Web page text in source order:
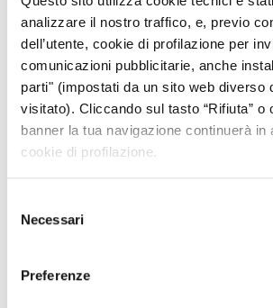
analizzare il nostro traffico, e, previo
dell’utente, cookie di profilazione per
comunicazioni pubblicitarie, anche
parti" (impostati da un sito web diverso
visitato). Cliccando sul tasto “Rifiuta” o
banner la tua navigazione continuerà in
cookie di profilazione.
delNecessari
Preferenze
ACQUISTO AZIONI PROPRIE
LIQUIDITY PROVIDER
INTERNAL DEALING
IPO
COMUNICATI STAMPA
PROSPETTO
AVVISI
OPA CF+ SU BANCA SISTEMA
OPA OBBLIGATORIA CF+ SU